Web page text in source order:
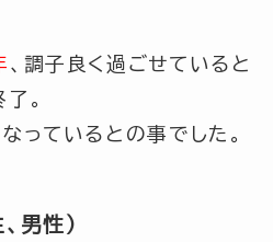
、調子良く過ごせていると
。
っているとの事でした。
男性）